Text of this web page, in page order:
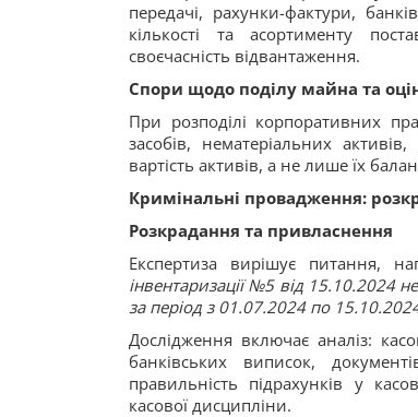
передачі, рахунки-фактури,
кількості та асортименту
своєчасність відвантаження.
Спори щодо поділу майна та
При розподілі корпоративних
засобів, нематеріальних
вартість активів, а не лише їх
Кримінальні провадження:
Розкрадання та привласнення
Експертиза вирішує питання,
інвентаризації №5 від 15.10.2024
за період з 01.07.2024 по
Дослідження включає аналіз:
банківських виписок,
правильність підрахунків у
касової дисципліни.